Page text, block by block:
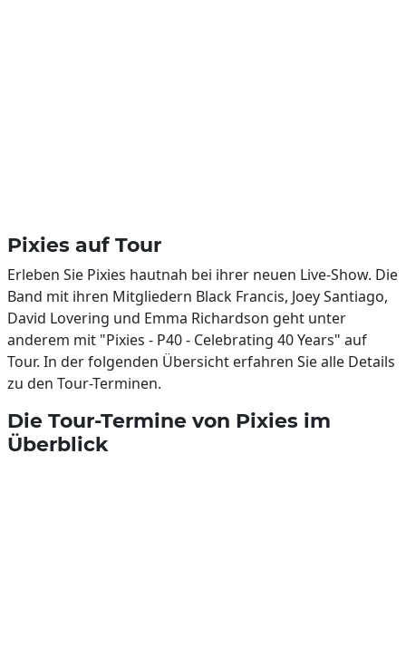
Pixies auf Tour
Erleben Sie Pixies hautnah bei ihrer neuen Live-Show. Die
Band mit ihren Mitgliedern Black Francis, Joey Santiago,
David Lovering und Emma Richardson geht unter
anderem mit "Pixies - P40 - Celebrating 40 Years" auf
Tour. In der folgenden Übersicht erfahren Sie alle Details
zu den Tour-Terminen.
Die Tour-Termine von Pixies im
Überblick